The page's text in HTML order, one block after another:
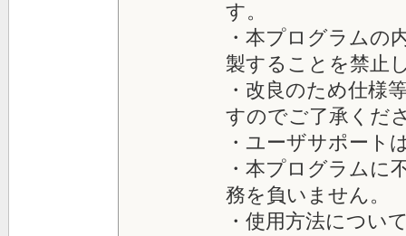
す。
・本プログラムの
製することを禁止
・改良のため仕様
すのでご了承くだ
・ユーザサポート
・本プログラムに
務を負いません。
・使用方法につい